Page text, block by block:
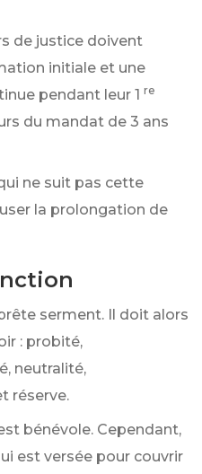
de justice doivent
initiale et une
pendant leur 1 re
du mandat de 3 ans
ne suit pas cette
la prolongation de
serment. Il doit alors
: probité,
neutralité,
réserve.
bénévole. Cependant,
est versée pour couvrir